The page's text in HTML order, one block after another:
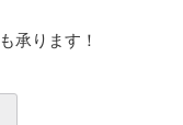
も承ります！